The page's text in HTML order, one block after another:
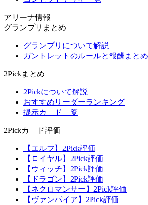
アリーナ情報
グランプリまとめ
グランプリについて解説
ガントレットのルールと報酬まとめ
2Pickまとめ
2Pickについて解説
おすすめリーダーランキング
提示カード一覧
2Pickカード評価
【エルフ】2Pick評価
【ロイヤル】2Pick評価
【ウィッチ】2Pick評価
【ドラゴン】2Pick評価
【ネクロマンサー】2Pick評価
【ヴァンパイア】2Pick評価